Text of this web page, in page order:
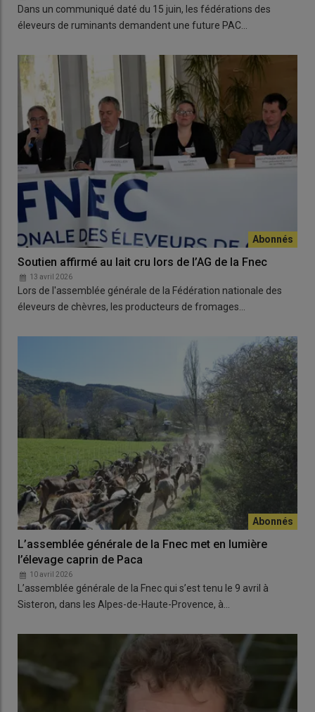
Dans un communiqué daté du 15 juin, les fédérations des
éleveurs de ruminants demandent une future PAC…
Soutien affirmé au lait cru lors de l’AG de la Fnec
13 avril 2026
Lors de l'assemblée générale de la Fédération nationale des
éleveurs de chèvres, les producteurs de fromages…
L’assemblée générale de la Fnec met en lumière
l’élevage caprin de Paca
10 avril 2026
L’assemblée générale de la Fnec qui s’est tenu le 9 avril à
Sisteron, dans les Alpes-de-Haute-Provence, à…